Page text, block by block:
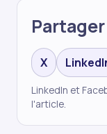
Partager
X
LinkedIn et
l'article.